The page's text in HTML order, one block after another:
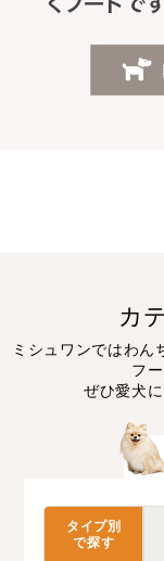
カ
ミシュワンではわん
フ
ぜひ愛犬
タイプ別
で探す